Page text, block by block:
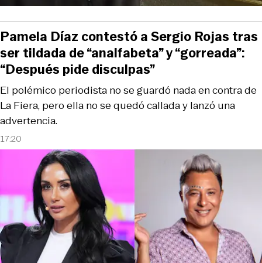
17:20
El polémico periodista no se guardó nada en contra de
La Fiera, pero ella no se quedó callada y lanzó una
advertencia.
Pamela Díaz contestó a Sergio Rojas tras
ser tildada de “analfabeta” y “gorreada”:
“Después pide disculpas”